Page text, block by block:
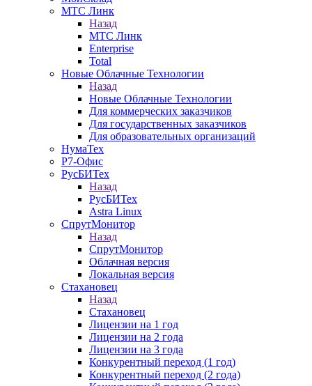
МТС Линк
Назад
МТС Линк
Enterprise
Total
Новые Облачные Технологии
Назад
Новые Облачные Технологии
Для коммерческих заказчиков
Для государственных заказчиков
Для образовательных организаций
НумаТех
Р7-Офис
РусБИТех
Назад
РусБИТех
Astra Linux
СпрутМонитор
Назад
СпрутМонитор
Облачная версия
Локальная версия
Стахановец
Назад
Стахановец
Лицензии на 1 год
Лицензии на 2 года
Лицензии на 3 года
Конкурентный переход (1 год)
Конкурентный переход (2 года)